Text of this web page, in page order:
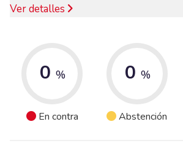
Ver detalles
0 %
En contra
0 %
Abstención